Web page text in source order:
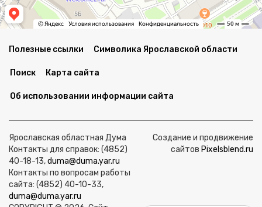
Полезные ссылки Символика Ярославской области
Поиск Карта сайта
Об использовании информации сайта
Ярославская областная Дума
Контакты для справок: (4852)
40-18-13,duma@duma.yar.ru
Контакты по вопросам работы
сайта: (4852) 40-10-33,
duma@duma.yar.ru
Создание и продвижение
сайтов Pixelsblend.ru